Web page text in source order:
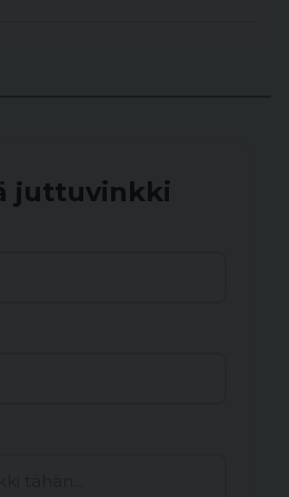
juttuvinkki